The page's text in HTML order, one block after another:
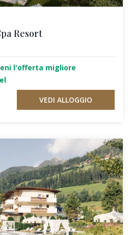
Resort
l'offerta migliore
VEDI ALLOGGIO